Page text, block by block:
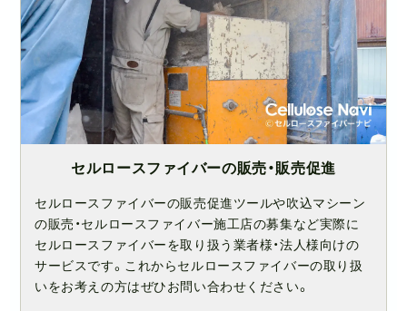
セルロースファイバーの販売・販売促進
セルロースファイバーの販売促進ツールや吹込マシーン
の販売・セルロースファイバー施工店の募集など実際に
セルロースファイバーを取り扱う業者様・法人様向けの
サービスです。これからセルロースファイバーの取り扱
いをお考えの方はぜひお問い合わせください。